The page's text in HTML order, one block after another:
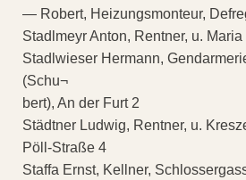
— Robert, Heizungsmonteur,
Stadlmeyr Anton, Rentner, u.
Stadlwieser Hermann,
(Schu¬
bert), An der Furt 2
Städtner Ludwig, Rentner, u.
Pöll-Straße 4
Staffa Ernst, Kellner,